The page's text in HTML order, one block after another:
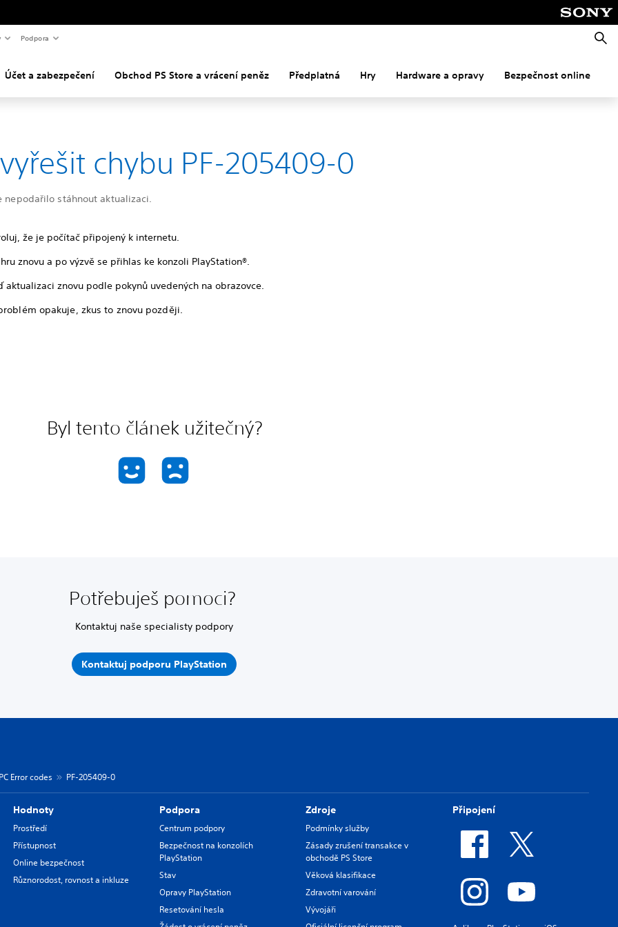
Podpora
Účet a zabezpečení Obchod PS Store a vrácení peněz Předplatná Hry Hardware a opravy Bezpečnost online
chybu PF-205409-0
nepodařilo stáhnout aktualizaci.
že je počítač připojený k internetu.
znovu a po výzvě se přihlas ke konzoli PlayStation®.
aktualizaci znovu podle pokynů uvedených na obrazovce.
opakuje, zkus to znovu později.
Byl tento článek užitečný?
Potřebuješ pomoci?
Kontaktuj naše specialisty podpory
Kontaktuj podporu PlayStation
PC Error codes PF-205409-0
Hodnoty
Prostředí
Přístupnost
Online bezpečnost
Různorodost, rovnost a inkluze
Podpora
Centrum podpory
Bezpečnost na konzolích
PlayStation
Stav
Opravy PlayStation
Resetování hesla
Zdroje
Podmínky služby
Zásady zrušení transakce v
obchodě PS Store
Věková klasifikace
Zdravotní varování
Vývojáři
Připojení